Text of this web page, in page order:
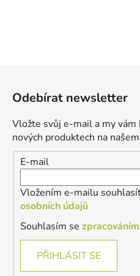
Odebírat newsletter
Vložte svůj e-mail a my
nových produktech na
E-mail
Vložením e-mailu
osobních údajů
Souhlasím se
PŘIHLÁSIT SE